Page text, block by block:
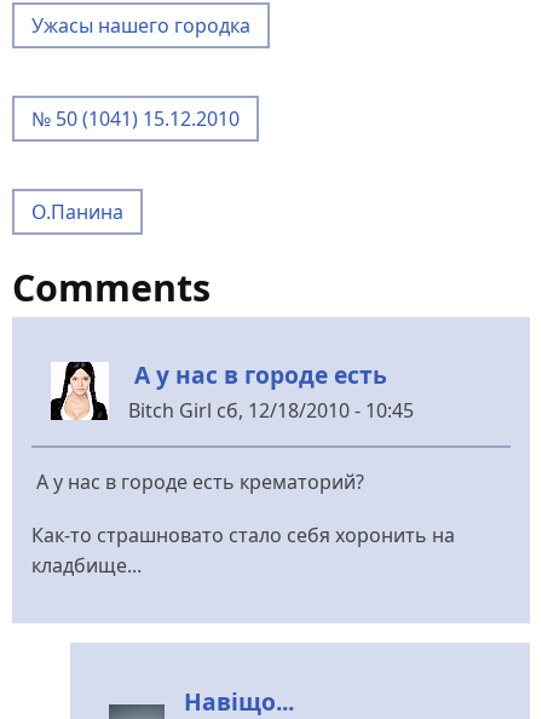
Ужасы нашего городка
№ 50 (1041) 15.12.2010
О.Панина
Comments
А у нас в городе есть
Bitch Girl сб, 12/18/2010 - 10:45
А у нас в городе есть крематорий?
Как-то страшновато стало себя хоронить на
кладбище...
Навіщо...